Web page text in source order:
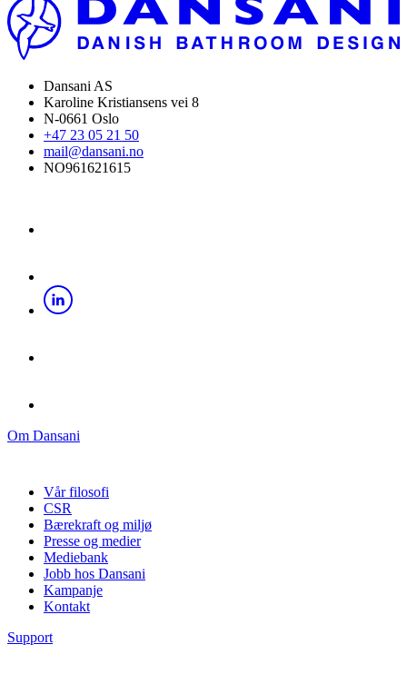
Dansani AS
Karoline Kristiansens vei 8
N-0661 Oslo
+47 23 05 21 50
mail@dansani.no
NO961621615
Om Dansani
Vår filosofi
CSR
Bærekraft og miljø
Presse og medier
Mediebank
Jobb hos Dansani
Kampanje
Kontakt
Support